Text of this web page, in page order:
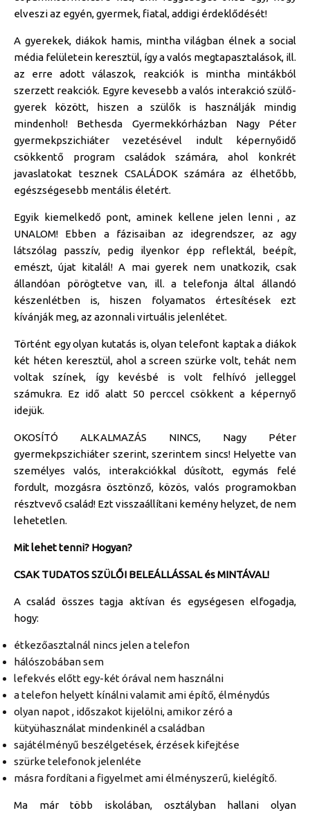
elveszi az egyén, gyermek, fiatal, addigi érdeklődését!
A gyerekek, diákok hamis, mintha világban élnek a social
média felületein keresztül, így a valós megtapasztalások, ill.
az erre adott válaszok, reakciók is mintha mintákból
szerzett reakciók. Egyre kevesebb a valós interakció szülő-
gyerek között, hiszen a szülők is használják mindig
mindenhol! Bethesda Gyermekkórházban Nagy Péter
gyermekpszichiáter vezetésével indult képernyőidő
csökkentő program családok számára, ahol konkrét
javaslatokat tesznek CSALÁDOK számára az élhetőbb,
egészségesebb mentális életért.
Egyik kiemelkedő pont, aminek kellene jelen lenni , az
UNALOM! Ebben a fázisaiban az idegrendszer, az agy
látszólag passzív, pedig ilyenkor épp reflektál, beépít,
emészt, újat kitalál! A mai gyerek nem unatkozik, csak
állandóan pörögtetve van, ill. a telefonja által állandó
készenlétben is, hiszen folyamatos értesítések ezt
kívánják meg, az azonnali virtuális jelenlétet.
Történt egy olyan kutatás is, olyan telefont kaptak a diákok
két héten keresztül, ahol a screen szürke volt, tehát nem
voltak színek, így kevésbé is volt felhívó jelleggel
számukra. Ez idő alatt 50 perccel csökkent a képernyő
idejük.
OKOSÍTÓ ALKALMAZÁS NINCS, Nagy Péter
gyermekpszichiáter szerint, szerintem sincs! Helyette van
személyes valós, interakciókkal dúsított, egymás felé
fordult, mozgásra ösztönző, közös, valós programokban
résztvevő család! Ezt visszaállítani kemény helyzet, de nem
lehetetlen.
Mit lehet tenni? Hogyan?
CSAK TUDATOS SZÜLŐI BELEÁLLÁSSAL és MINTÁVAL!
A család összes tagja aktívan és egységesen elfogadja,
hogy:
étkezőasztalnál nincs jelen a telefon
hálószobában sem
lefekvés előtt egy-két órával nem használni
a telefon helyett kínálni valamit ami építő, élménydús
olyan napot , időszakot kijelölni, amikor zéró a
kütyühasználat mindenkinél a családban
sajátélményű beszélgetések, érzések kifejtése
szürke telefonok jelenléte
másra fordítani a figyelmet ami élményszerű, kielégítő.
Ma már több iskolában, osztályban hallani olyan